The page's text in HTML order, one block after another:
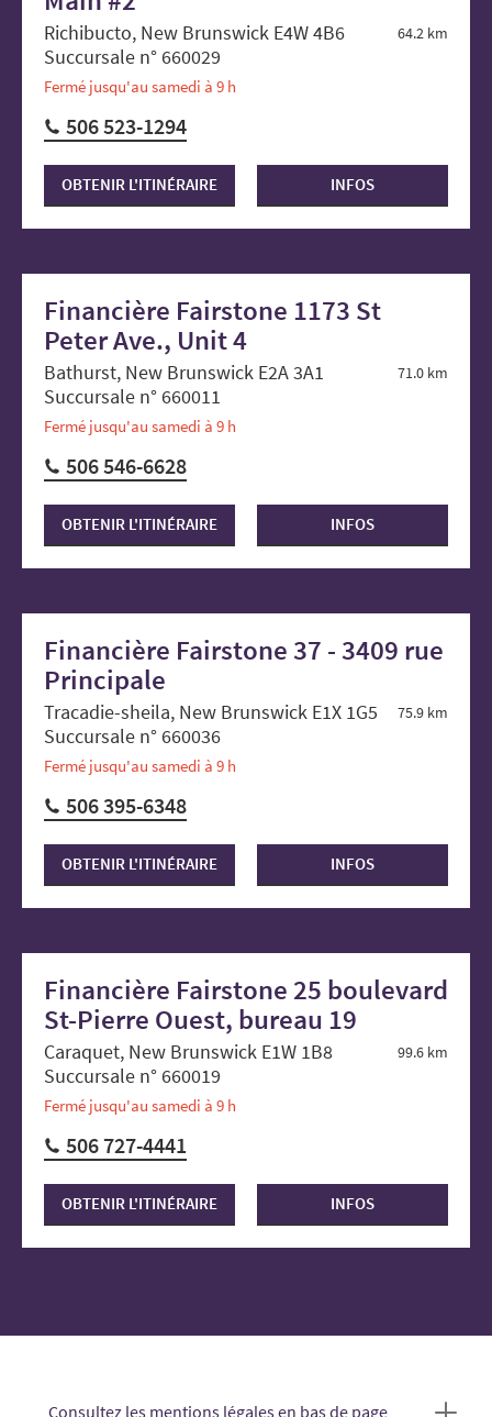
64.2 km
Richibucto, New Brunswick E4W 4B6
Succursale n° 660029
Fermé jusqu'au samedi à 9 h
506 523-1294
OBTENIR L'ITINÉRAIRE INFOS
Financière Fairstone 1173 St
Peter Ave., Unit 4
71.0 km
Bathurst, New Brunswick E2A 3A1
Succursale n° 660011
Fermé jusqu'au samedi à 9 h
506 546-6628
OBTENIR L'ITINÉRAIRE INFOS
Financière Fairstone 37 - 3409 rue
Principale
75.9 km
Tracadie-sheila, New Brunswick E1X 1G5
Succursale n° 660036
Fermé jusqu'au samedi à 9 h
506 395-6348
OBTENIR L'ITINÉRAIRE INFOS
Financière Fairstone 25 boulevard
St-Pierre Ouest, bureau 19
99.6 km
Caraquet, New Brunswick E1W 1B8
Succursale n° 660019
Fermé jusqu'au samedi à 9 h
506 727-4441
OBTENIR L'ITINÉRAIRE INFOS
Consultez les mentions légales en bas de page